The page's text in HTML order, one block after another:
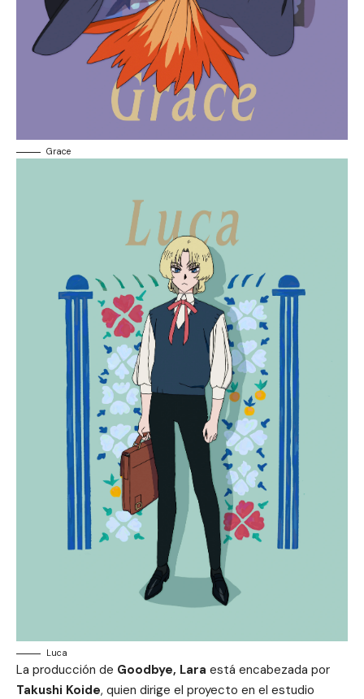
Grace
Luca
La producción de Goodbye, Lara está encabezada por
Takushi Koide, quien dirige el proyecto en el estudio